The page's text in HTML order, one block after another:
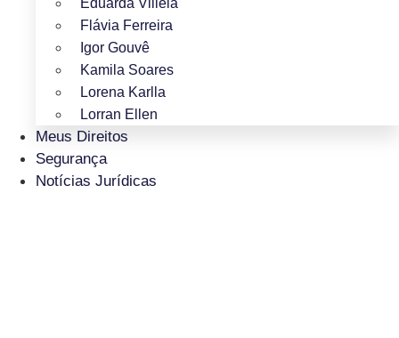
Eduarda Villela
Flávia Ferreira
Igor Gouvê
Kamila Soares
Lorena Karlla
Lorran Ellen
Meus Direitos
Segurança
Notícias Jurídicas